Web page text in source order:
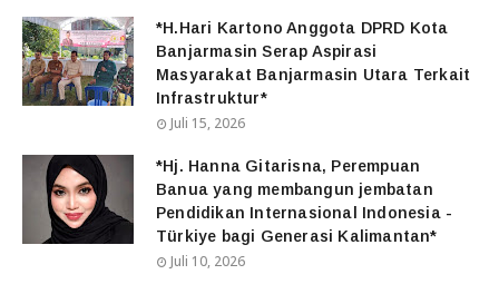
*H.Hari Kartono Anggota DPRD Kota
Banjarmasin Serap Aspirasi
Masyarakat Banjarmasin Utara Terkait
Infrastruktur*
Juli 15, 2026
*Hj. Hanna Gitarisna, Perempuan
Banua yang membangun jembatan
Pendidikan Internasional Indonesia -
Türkiye bagi Generasi Kalimantan*
Juli 10, 2026